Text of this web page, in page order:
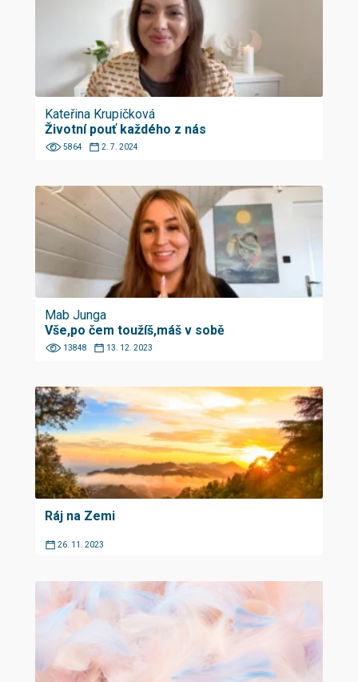
Kateřina Krupičková
Životní pouť každého z nás
5864 2. 7. 2024
Mab Junga
Vše,po čem toužíš,máš v sobě
13848 13. 12. 2023
Ráj na Zemi
26. 11. 2023